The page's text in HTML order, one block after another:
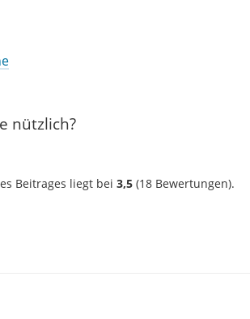
nützlich?
Beitrages liegt bei 3,5 (18 Bewertungen).